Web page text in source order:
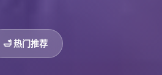
🛁 热门推荐